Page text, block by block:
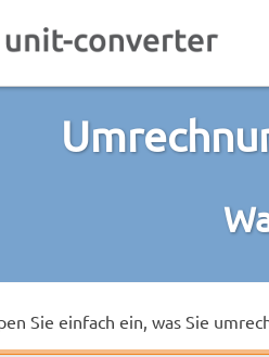
Sie einfach ein, was Sie